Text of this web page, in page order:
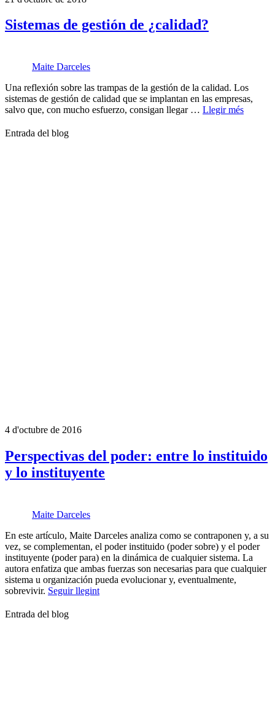
Sistemas de gestión de ¿calidad?
Maite Darceles
Una reflexión sobre las trampas de la gestión de la calidad. Los
sistemas de gestión de calidad que se implantan en las empresas,
salvo que, con mucho esfuerzo, consigan llegar … Llegir més
Entrada del blog
4 d'octubre de 2016
Perspectivas del poder: entre lo instituido
y lo instituyente
Maite Darceles
En este artículo, Maite Darceles analiza como se contraponen y, a su
vez, se complementan, el poder instituido (poder sobre) y el poder
instituyente (poder para) en la dinámica de cualquier sistema. La
autora enfatiza que ambas fuerzas son necesarias para que cualquier
sistema u organización pueda evolucionar y, eventualmente,
sobrevivir. Seguir llegint
Entrada del blog